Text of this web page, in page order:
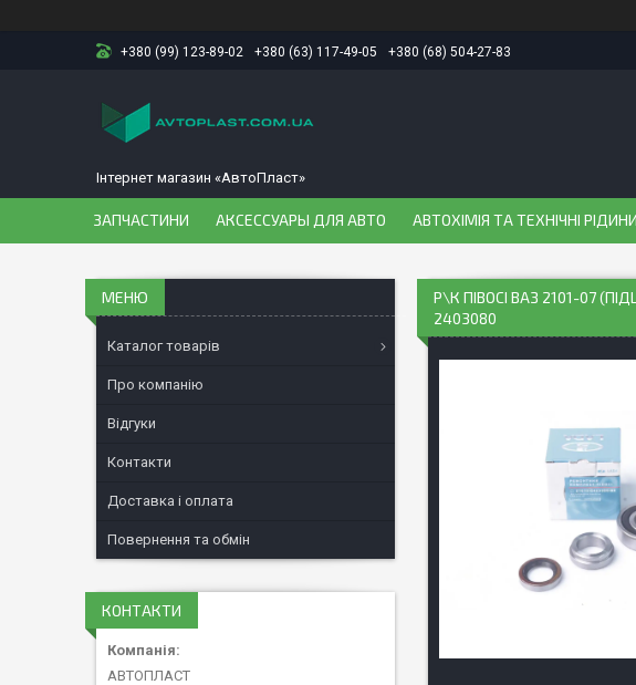
+380 (99) 123-89-02 +380 (63) 117-49-05 +380 (68) 504-27-83
Інтернет магазин «АвтоПласт»
ЗАПЧАСТИНИ АКСЕССУАРЫ ДЛЯ АВТО АВТОХІМІЯ ТА ТЕХНІЧНІ РІДИНИ
Р\К ПIВОСI ВАЗ 2101-07
2403080
Каталог товарів
Про компанію
Відгуки
Контакти
Доставка і оплата
Повернення та обмін
КОНТАКТИ
АВТОПЛАСТ